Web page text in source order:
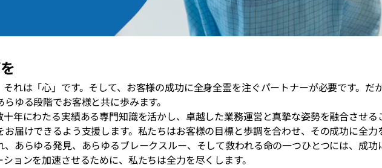
れは「心」です。そして、お客様の成功に全身全霊を注ぐパートナーが必要です。
ゆる段階でお客様と共に歩みます。
年にわたる実績ある専門知識を活かし、卓越した業務運営と真摯な姿勢を融合させ
届けできるよう支援します。私たちはお客様の目標と歩調を合わせ、その成功に全力
あらゆる発見、あらゆるブレークスルー、そして救われる命の一つひとつには、成
ョンを加速させるために、私たちは全力を尽くします。